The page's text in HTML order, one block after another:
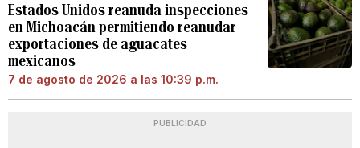
Estados Unidos reanuda inspecciones
en Michoacán permitiendo reanudar
exportaciones de aguacates
mexicanos
7 de agosto de 2026 a las 10:39 p.m.
PUBLICIDAD